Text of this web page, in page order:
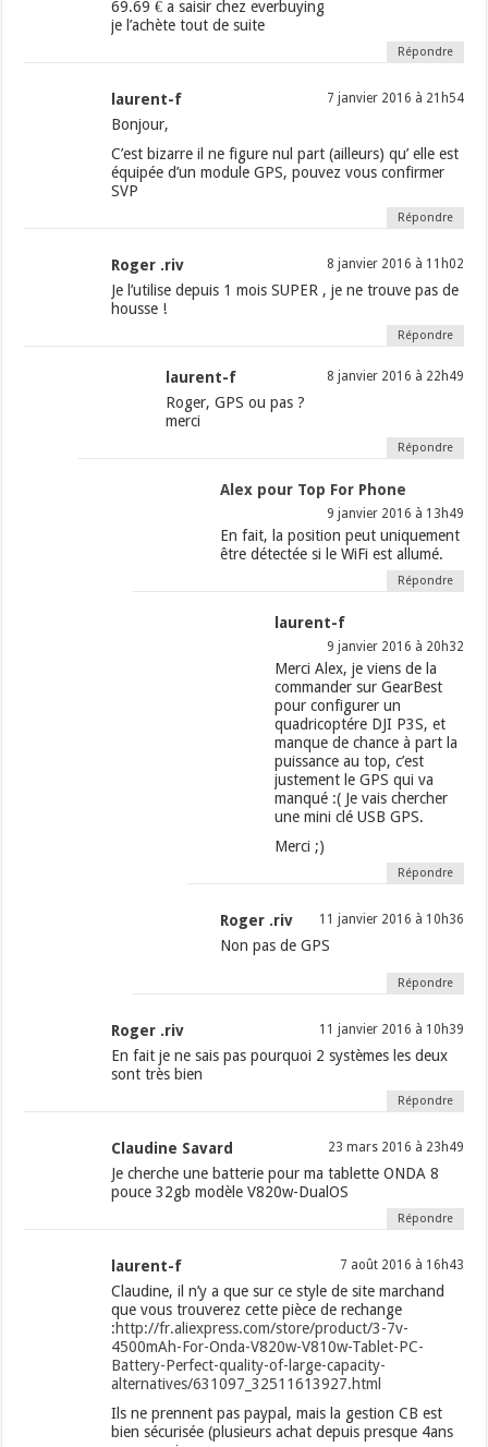
69.69 € a saisir chez everbuying
je l’achète tout de suite
Répondre
laurent-f 7 janvier 2016 à 21h54
Bonjour,
C’est bizarre il ne figure nul part (ailleurs) qu’ elle est
équipée d’un module GPS, pouvez vous confirmer
SVP
Répondre
Roger .riv 8 janvier 2016 à 11h02
Je l’utilise depuis 1 mois SUPER , je ne trouve pas de
housse !
Répondre
laurent-f 8 janvier 2016 à 22h49
Roger, GPS ou pas ?
merci
Répondre
Alex pour Top For Phone
9 janvier 2016 à 13h49
En fait, la position peut uniquement
être détectée si le WiFi est allumé.
Répondre
laurent-f
9 janvier 2016 à 20h32
Merci Alex, je viens de la
commander sur GearBest
pour configurer un
quadricoptére DJI P3S, et
manque de chance à part la
puissance au top, c’est
justement le GPS qui va
manqué :( Je vais chercher
une mini clé USB GPS.
Merci ;)
Répondre
Roger .riv 11 janvier 2016 à 10h36
Non pas de GPS
Répondre
Roger .riv 11 janvier 2016 à 10h39
En fait je ne sais pas pourquoi 2 systèmes les deux
sont très bien
Répondre
Claudine Savard 23 mars 2016 à 23h49
Je cherche une batterie pour ma tablette ONDA 8
pouce 32gb modèle V820w-DualOS
Répondre
laurent-f 7 août 2016 à 16h43
Claudine, il n’y a que sur ce style de site marchand
que vous trouverez cette pièce de rechange
:http://fr.aliexpress.com/store/product/3-7v-
4500mAh-For-Onda-V820w-V810w-Tablet-PC-
Battery-Perfect-quality-of-large-capacity-
alternatives/631097_32511613927.html
Ils ne prennent pas paypal, mais la gestion CB est
bien sécurisée (plusieurs achat depuis presque 4ans